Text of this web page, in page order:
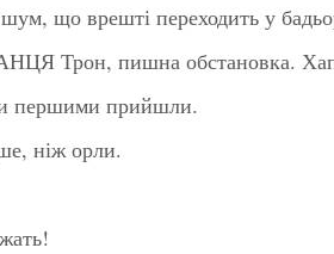
що врешті переходить у
Трон, пишна обстановка.
першими прийшли.
ніж орли.